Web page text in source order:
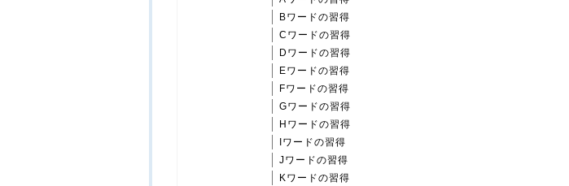
Bワードの習得
Cワードの習得
Dワードの習得
Eワードの習得
Fワードの習得
Gワードの習得
Hワードの習得
Iワードの習得
Jワードの習得
Kワードの習得